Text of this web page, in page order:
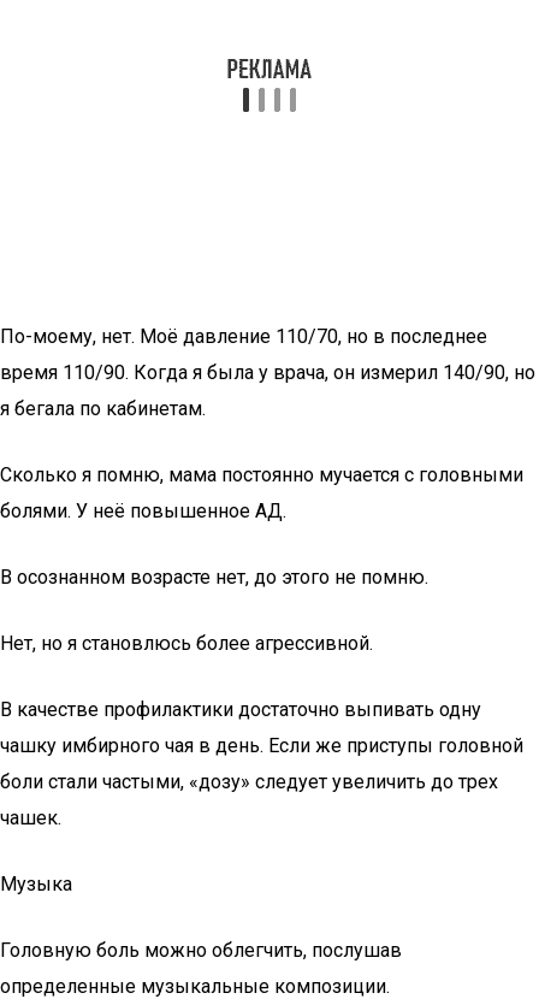
По-моему, нет. Моё давление 110/70, но в последнее
время 110/90. Когда я была у врача, он измерил 140/90, но
я бегала по кабинетам.
Сколько я помню, мама постоянно мучается с головными
болями. У неё повышенное АД.
В осознанном возрасте нет, до этого не помню.
Нет, но я становлюсь более агрессивной.
В качестве профилактики достаточно выпивать одну
чашку имбирного чая в день. Если же приступы головной
боли стали частыми, «дозу» следует увеличить до трех
чашек.
Музыка
Головную боль можно облегчить, послушав
определенные музыкальные композиции.